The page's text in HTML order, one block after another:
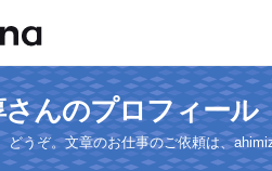
さんのプロフィール
どうぞ。文章のお仕事のご依頼は、